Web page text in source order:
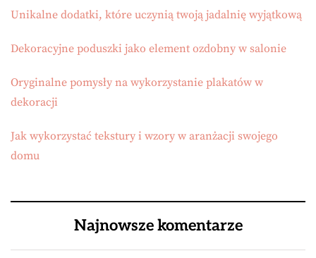
Unikalne dodatki, które uczynią twoją jadalnię wyjątkową
Dekoracyjne poduszki jako element ozdobny w salonie
Oryginalne pomysły na wykorzystanie plakatów w
dekoracji
Jak wykorzystać tekstury i wzory w aranżacji swojego
domu
Najnowsze komentarze